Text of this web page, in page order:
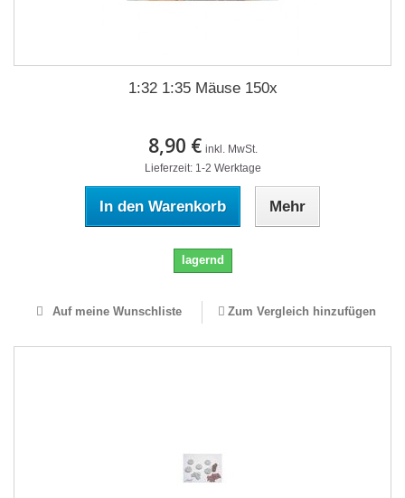
1:32 1:35 Mäuse 150x
8,90 € inkl. MwSt.
Lieferzeit: 1-2 Werktage
In den Warenkorb Mehr
lagernd
Auf meine Wunschliste Zum Vergleich hinzufügen